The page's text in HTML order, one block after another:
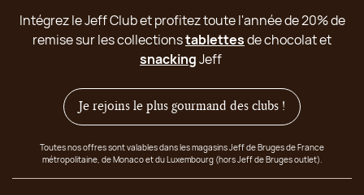
Intégrez le Jeff Club et profitez toute l'année de 20% de
remise sur les collectionstablettesde chocolat et
snackingJeff
Je rejoins le plus gourmand des clubs !
Toutes nos offres sont valables dans les magasins Jeff de Bruges de France
métropolitaine, de Monaco et du Luxembourg (hors Jeff de Bruges outlet).